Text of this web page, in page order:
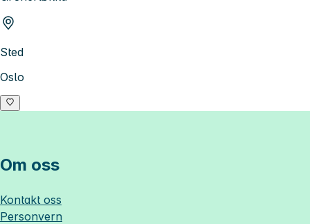
Sted
Oslo
Om oss
Kontakt oss
Personvern